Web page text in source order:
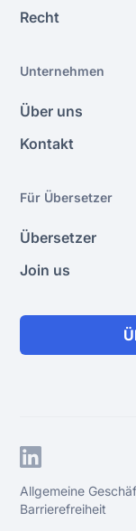
Recht
Unternehmen
Über uns
Kontakt
Für Übersetzer
Übersetzer
Join us
Allgemeine
Barrierefreiheit